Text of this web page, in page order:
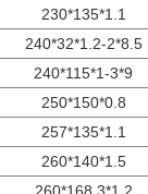
230*135*1.1
240*32*1.2-2*8.5
240*115*1-3*9
250*150*0.8
257*135*1.1
260*140*1.5